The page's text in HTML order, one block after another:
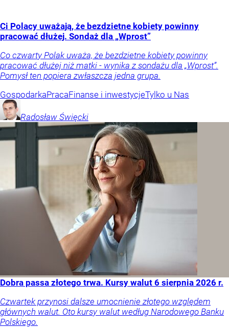
Ci Polacy uważają, że bezdzietne kobiety powinny
pracować dłużej. Sondaż dla „Wprost”
Co czwarty Polak uważa, że bezdzietne kobiety powinny
pracować dłużej niż matki - wynika z sondażu dla „Wprost”.
Pomysł ten popiera zwłaszcza jedna grupa.
GospodarkaPracaFinanse i inwestycjeTylko u Nas
Radosław Święcki
Dobra passa złotego trwa. Kursy walut 6 sierpnia 2026 r.
Czwartek przynosi dalsze umocnienie złotego względem
głównych walut. Oto kursy walut według Narodowego Banku
Polskiego.